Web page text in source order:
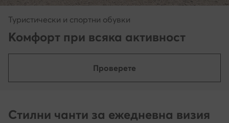
Туристически и спортни обувки
Комфорт при всяка активност
Проверете
Стилни чанти за ежедневна визия